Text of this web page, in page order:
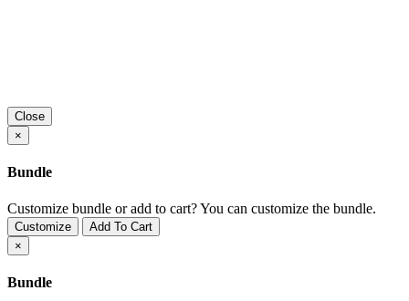
Close
×
Bundle
Customize bundle or add to cart?You can customize the bundle.
Customize
Add To Cart
×
Bundle